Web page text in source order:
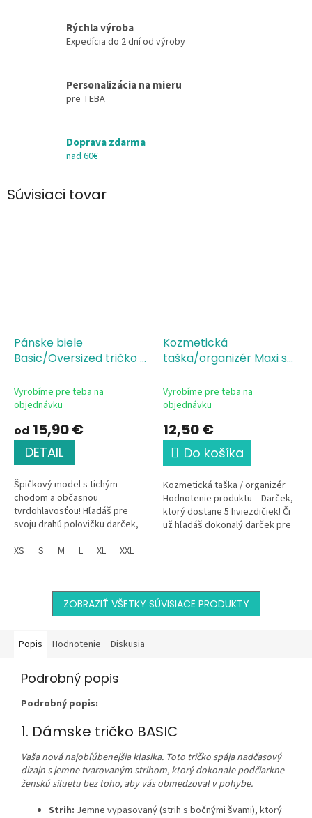
Rýchla výroba
Expedícia do 2 dní od výroby
Personalizácia na mieru
pre TEBA
Doprava zdarma
nad 60€
Súvisiaci tovar
Pánske biele
Basic/Oversized tričko s
produktu-manžel
Vyrobíme pre teba na
objednávku
od 15,90 €
DETAIL
Špičkový model s tichým
chodom a občasnou
tvrdohlavosťou! Hľadáš pre
svoju drahú polovičku darček,
stopercentne osobný? Tričko
XS S M L XL XXL
Kozmetická
taška/organizér Maxi s
produktu
Vyrobíme pre teba na
objednávku
12,50 €
Do košíka
Kozmetická taška / organizér
Hodnotenie produktu – Darček,
ktorý dostane 5 hviezdičiek! Či
už hľadáš dokonalý darček pre
ZOBRAZIŤ VŠETKY SÚVISIACE PRODUKTY
Popis Hodnotenie Diskusia
Podrobný popis
Podrobný popis:
1. Dámske tričko BASIC
Vaša nová najobľúbenejšia klasika. Toto tričko spája nadčasový
dizajn s jemne tvarovaným strihom, ktorý dokonale podčiarkne
ženskú siluetu bez toho, aby vás obmedzoval v pohybe.
Strih: Jemne vypasovaný (strih s bočnými švami), ktorý